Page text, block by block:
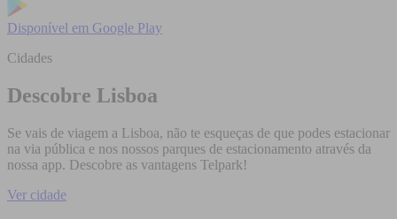
Disponível em Google Play
Cidades
Descobre Lisboa
Se vais de viagem a Lisboa, não te esqueças de que podes estacionar
na via pública e nos nossos parques de estacionamento através da
nossa app. Descobre as vantagens Telpark!
Ver cidade